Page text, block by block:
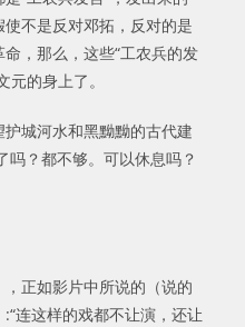
不是反对邓拓，反对的是
，那么，这些“工农兵的发
的身上了。
城河水和黑黝黝的古代建
吗？都不够。可以休息吗？
正如影片中所说的（说的
连这样的戏都不让演，还让